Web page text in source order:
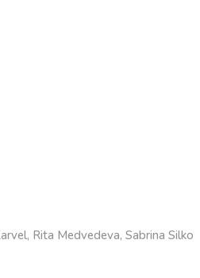
Rita Medvedeva, Sabrina Silko